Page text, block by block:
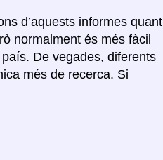
d’aquests informes quant
normalment és més fàcil
De vegades, diferents
més de recerca. Si